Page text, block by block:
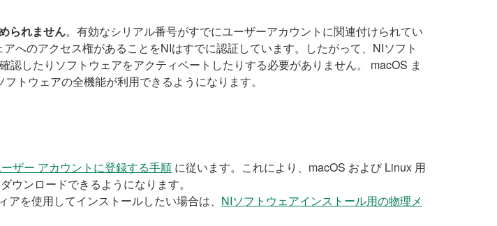
られません。有効なシリアル番号がすでにユーザーアカウントに関連付けられてい
へのアクセス権があることをNIはすでに認証しています。したがって、NIソフト
したりソフトウェアをアクティベートしたりする必要がありません。 macOS ま
トウェアの全機能が利用できるようになります。
ザー アカウントに登録する手順 に従います。これにより、macOS および Linux 用
ンロードできるようになります。
を使用してインストールしたい場合は、 NIソフトウェアインストール用の物理メ